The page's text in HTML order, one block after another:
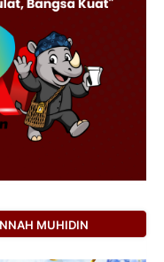
MUHIDIN